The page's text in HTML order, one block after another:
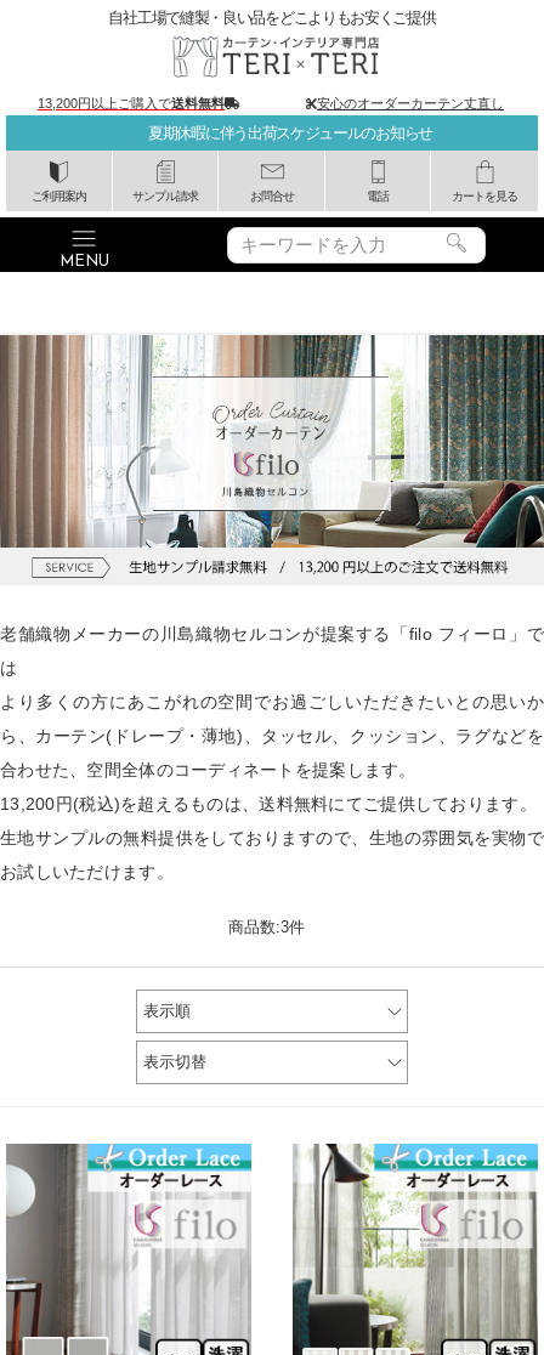
夏期休暇に伴う出荷スケジュールのお知らせ
ご利用案内 サンプル請求 お問合せ 電話 カートを見る
自社工場で縫製・良い品をどこよりもお安くご提供
13,200円以上ご購入で送料無料 安心のオーダーカーテン丈直し
老舗織物メーカーの川島織物セルコンが提案する「filo フィーロ」で
は
より多くの方にあこがれの空間でお過ごしいただきたいとの思いか
ら、カーテン(ドレープ・薄地)、タッセル、クッション、ラグなどを
合わせた、空間全体のコーディネートを提案します。
13,200円(税込)を超えるものは、送料無料にてご提供しております。
生地サンプルの無料提供をしておりますので、生地の雰囲気を実物で
お試しいただけます。
商品数:3件
表示順
表示切替